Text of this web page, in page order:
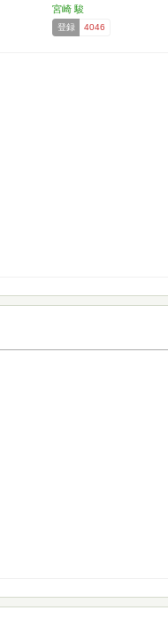
宮崎 駿
登録 4046